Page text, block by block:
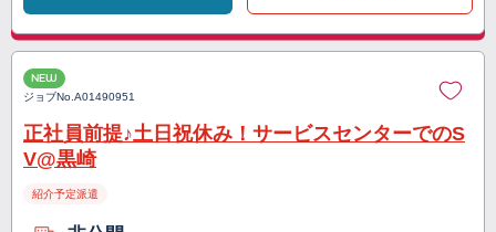
NEW
ジョブNo.A01490951
正社員前提♪土日祝休み！サービスセンターでのS
V@黒崎
紹介予定派遣